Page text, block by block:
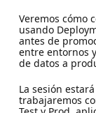
Veremos cómo
usando
antes de
entre entornos
de datos a
La sesión
trabajaremos